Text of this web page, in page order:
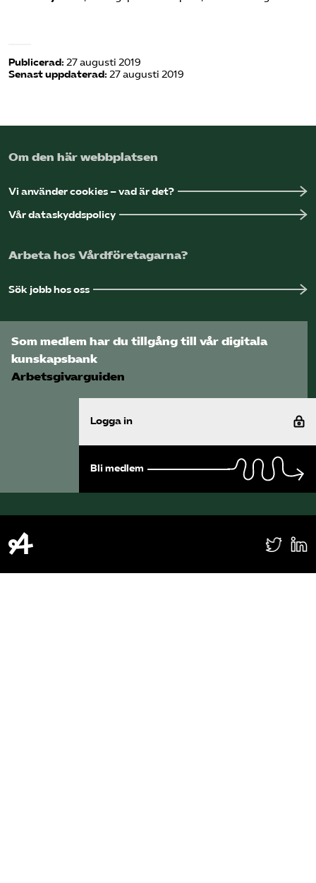
Publicerad: 27 augusti 2019
Senast uppdaterad: 27 augusti 2019
Om den här webbplatsen
Vi använder cookies – vad är det?
Vår dataskyddspolicy
Arbeta hos Vårdföretagarna?
Sök jobb hos oss
Som medlem har du tillgång till vår digitala
kunskapsbank
Arbetsgivarguiden
Logga in
Bli medlem